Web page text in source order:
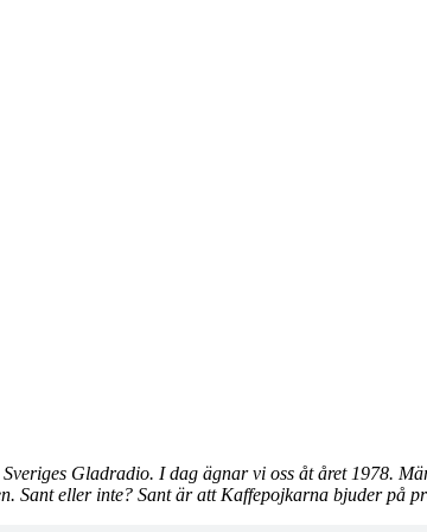
Gladradio. I dag ägnar vi oss åt året 1978.
eller inte? Sant är att Kaffepojkarna bjuder på